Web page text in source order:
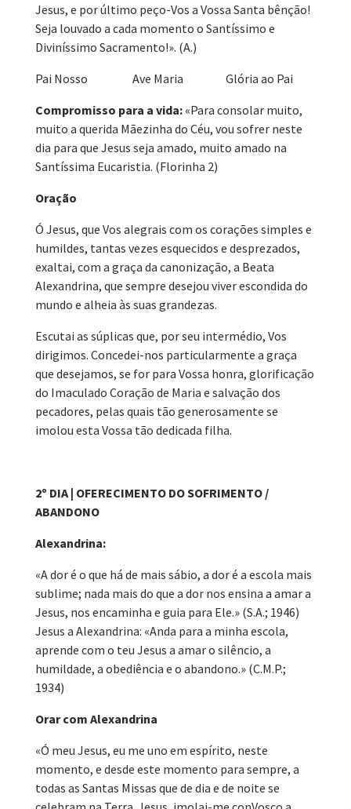
Jesus, e por último peço-Vos a Vossa Santa bênção!
Seja louvado a cada momento o Santíssimo e
Diviníssimo Sacramento!». (A.)
Pai Nosso Ave Maria Glória ao Pai
Compromisso para a vida:«Para consolar muito,
muito a querida Mãezinha do Céu, vou sofrer neste
dia para que Jesus seja amado, muito amado na
Santíssima Eucaristia. (Florinha 2)
Oração
Ó Jesus, que Vos alegrais com os corações simples e
humildes, tantas vezes esquecidos e desprezados,
exaltai, com a graça da canonização, a Beata
Alexandrina, que sempre desejou viver escondida do
mundo e alheia às suas grandezas.
Escutai as súplicas que, por seu intermédio, Vos
dirigimos. Concedei-nos particularmente a graça
que desejamos, se for para Vossa honra, glorificação
do Imaculado Coração de Maria e salvação dos
pecadores, pelas quais tão generosamente se
imolou esta Vossa tão dedicada filha.
2º DIA | OFERECIMENTO DO SOFRIMENTO /
ABANDONO
Alexandrina:
«A dor é o que há de mais sábio, a dor é a escola mais
sublime; nada mais do que a dor nos ensina a amar a
Jesus, nos encaminha e guia para Ele.» (S.A.; 1946)
Jesus a Alexandrina: «Anda para a minha escola,
aprende com o teu Jesus a amar o silêncio, a
humildade, a obediência e o abandono.» (C.M.P.;
1934)
Orar com Alexandrina
«Ó meu Jesus, eu me uno em espírito, neste
momento, e desde este momento para sempre, a
todas as Santas Missas que de dia e de noite se